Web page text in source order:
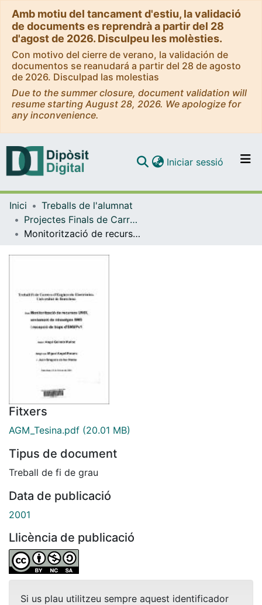
Amb motiu del tancament d'estiu, la validació
de documents es reprendrà a partir del 28
d'agost de 2026. Disculpeu les molèsties.
Con motivo del cierre de verano, la validación de
documentos se reanudará a partir del 28 de agosto
de 2026. Disculpad las molestias
Due to the summer closure, document validation will
resume starting August 28, 2026. We apologize for
any inconvenience.
Navega per tot el DD
Iniciar sessió (current)
Inici
Treballs de l'alumnat
Projectes Finals de Carrera - Enginyeria Electrònica
Monitorització de recursos UNIX, enviament de missatges SMS i recepció de traps d'SNMPv1
Fitxers
AGM_Tesina.pdf (20.01 MB)
Tipus de document
Treball de fi de grau
Data de publicació
2001
Llicència de publicació
Si us plau utilitzeu sempre aquest identificador